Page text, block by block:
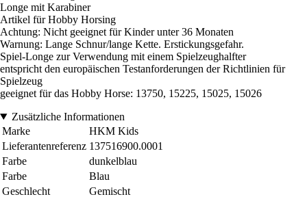
Longe mit Karabiner
Artikel für Hobby Horsing
Achtung: Nicht geeignet für Kinder unter 36 Monaten
Warnung: Lange Schnur/lange Kette. Erstickungsgefahr.
Spiel-Longe zur Verwendung mit einem Spielzeughalfter
entspricht den europäischen Testanforderungen der Richtlinien für
Spielzeug
geeignet für das Hobby Horse: 13750, 15225, 15025, 15026
Zusätzliche Informationen
Marke
HKM Kids
Lieferantenreferenz 137516900.0001
Farbe
dunkelblau
Farbe
Blau
Geschlecht
Gemischt